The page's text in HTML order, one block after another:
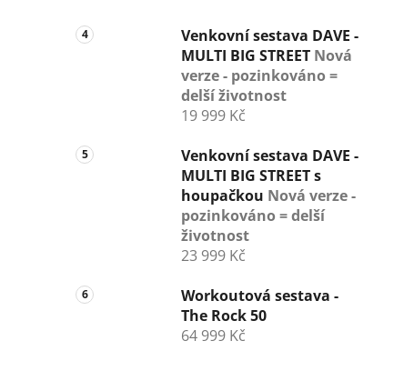
Venkovní sestava DAVE -
MULTI BIG STREET Nová
verze - pozinkováno =
delší životnost
19 999 Kč
Venkovní sestava DAVE -
MULTI BIG STREET s
houpačkou Nová verze -
pozinkováno = delší
životnost
23 999 Kč
Workoutová sestava -
The Rock 50
64 999 Kč